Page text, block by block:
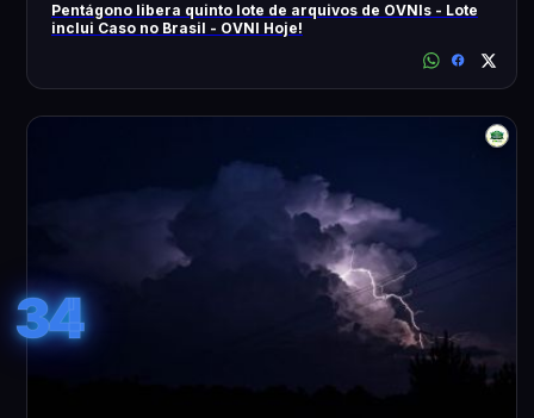
Pentágono libera quinto lote de arquivos de OVNIs - Lote
inclui Caso no Brasil - OVNI Hoje!
34